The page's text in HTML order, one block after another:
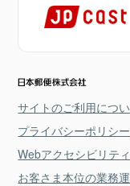
サイトのご利用につ
プライバシーポリシー
Webアクセシビリテ
お客さま本位の業務